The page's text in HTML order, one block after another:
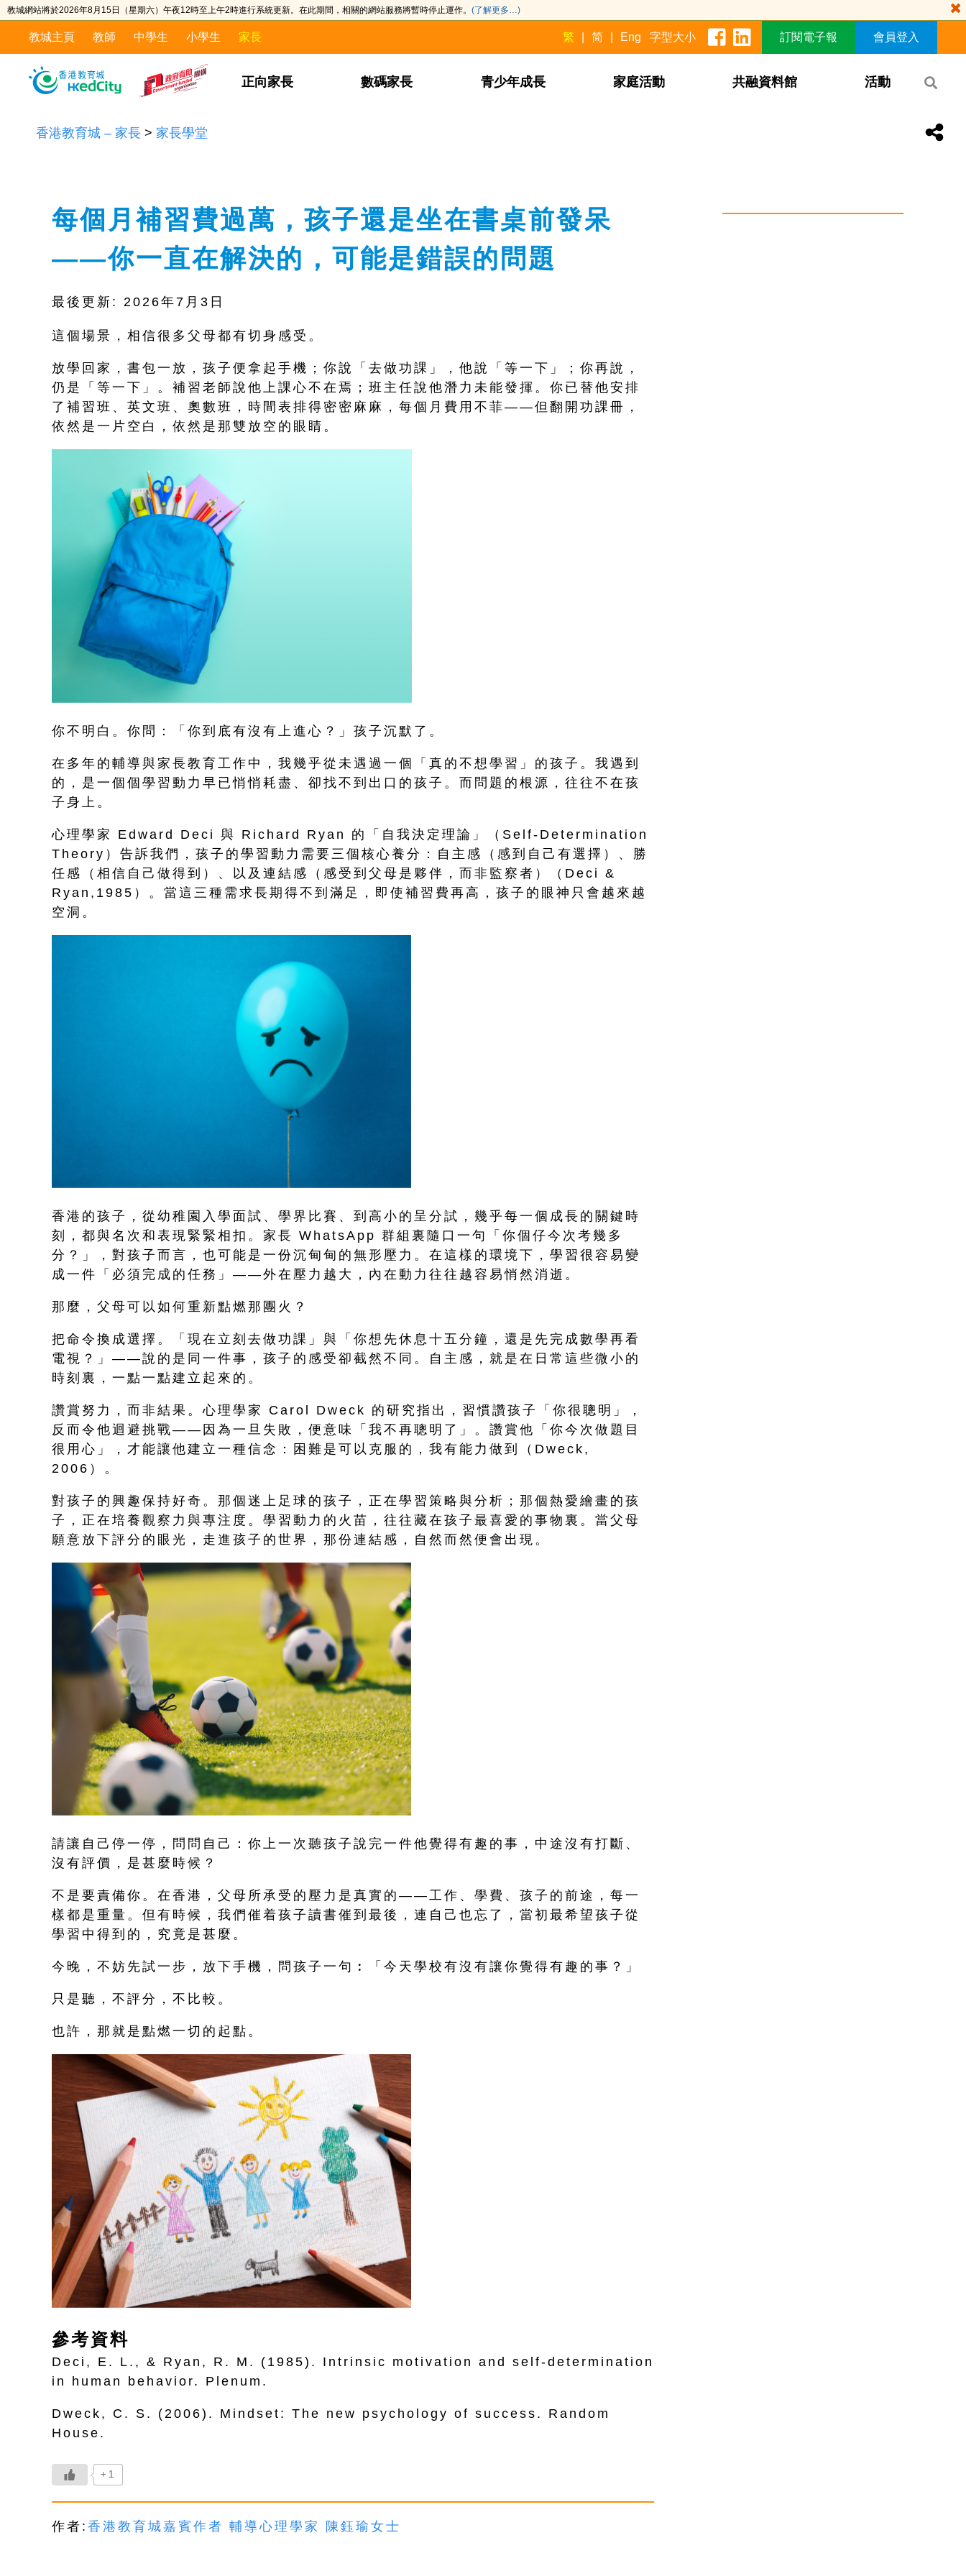
教城網站將於2026年8月15日（星期六）午夜12時至上午2時進行系統更新。在此期間，相關的網站服務將暫時停止運作。 (了解更多…)
教城主頁 教師 中學生 小學生 家長 繁 简 Eng 字型大小 訂閱電子報 會員登入
正向家長 數碼家長 青少年成長 家庭活動 共融資料館 活動
香港教育城 – 家長 > 家長學堂
每個月補習費過萬，孩子還是坐在書桌前發呆
——你一直在解決的，可能是錯誤的問題
最後更新: 2026年7月3日
這個場景，相信很多父母都有切身感受。
放學回家，書包一放，孩子便拿起手機；你說「去做功課」，他說「等一下」；你再說，
仍是「等一下」。補習老師說他上課心不在焉；班主任說他潛力未能發揮。你已替他安排
了補習班、英文班、奧數班，時間表排得密密麻麻，每個月費用不菲——但翻開功課冊，
依然是一片空白，依然是那雙放空的眼睛。
你不明白。你問：「你到底有沒有上進心？」孩子沉默了。
在多年的輔導與家長教育工作中，我幾乎從未遇過一個「真的不想學習」的孩子。我遇到
的，是一個個學習動力早已悄悄耗盡、卻找不到出口的孩子。而問題的根源，往往不在孩
子身上。
心理學家 Edward Deci 與 Richard Ryan 的「自我決定理論」（Self-Determination
Theory）告訴我們，孩子的學習動力需要三個核心養分：自主感（感到自己有選擇）、勝
任感（相信自己做得到）、以及連結感（感受到父母是夥伴，而非監察者）（Deci &
Ryan,1985）。當這三種需求長期得不到滿足，即使補習費再高，孩子的眼神只會越來越
空洞。
香港的孩子，從幼稚園入學面試、學界比賽、到高小的呈分試，幾乎每一個成長的關鍵時
刻，都與名次和表現緊緊相扣。家長 WhatsApp 群組裏隨口一句「你個仔今次考幾多
分？」，對孩子而言，也可能是一份沉甸甸的無形壓力。在這樣的環境下，學習很容易變
成一件「必須完成的任務」——外在壓力越大，內在動力往往越容易悄然消逝。
那麼，父母可以如何重新點燃那團火？
把命令換成選擇。「現在立刻去做功課」與「你想先休息十五分鐘，還是先完成數學再看
電視？」——說的是同一件事，孩子的感受卻截然不同。自主感，就是在日常這些微小的
時刻裏，一點一點建立起來的。
讚賞努力，而非結果。心理學家 Carol Dweck 的研究指出，習慣讚孩子「你很聰明」，
反而令他迴避挑戰——因為一旦失敗，便意味「我不再聰明了」。讚賞他「你今次做題目
很用心」，才能讓他建立一種信念：困難是可以克服的，我有能力做到（Dweck,
2006）。
對孩子的興趣保持好奇。那個迷上足球的孩子，正在學習策略與分析；那個熱愛繪畫的孩
子，正在培養觀察力與專注度。學習動力的火苗，往往藏在孩子最喜愛的事物裏。當父母
願意放下評分的眼光，走進孩子的世界，那份連結感，自然而然便會出現。
請讓自己停一停，問問自己：你上一次聽孩子說完一件他覺得有趣的事，中途沒有打斷、
沒有評價，是甚麼時候？
不是要責備你。在香港，父母所承受的壓力是真實的——工作、學費、孩子的前途，每一
樣都是重量。但有時候，我們催着孩子讀書催到最後，連自己也忘了，當初最希望孩子從
學習中得到的，究竟是甚麼。
今晚，不妨先試一步，放下手機，問孩子一句︰「今天學校有沒有讓你覺得有趣的事？」
只是聽，不評分，不比較。
也許，那就是點燃一切的起點。
參考資料
Deci, E. L., & Ryan, R. M. (1985). Intrinsic motivation and self-determination
in human behavior. Plenum.
Dweck, C. S. (2006). Mindset: The new psychology of success. Random
House.
+1
作者: 香港教育城嘉賓作者 輔導心理學家 陳鈺瑜女士